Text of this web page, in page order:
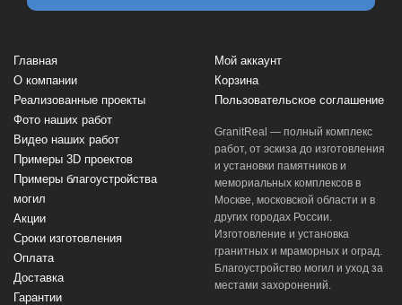
Главная
О компании
Реализованные проекты
Фото наших работ
Видео наших работ
Примеры 3D проектов
Примеры благоустройства
могил
Акции
Сроки изготовления
Оплата
Доставка
Гарантии
Мой аккаунт
Корзина
Пользовательское соглашение
GranitReal — полный комплекс
работ, от эскиза до изготовления
и установки памятников и
мемориальных комплексов в
Москве, московской области и в
других городах России.
Изготовление и установка
гранитных и мраморных и оград.
Благоустройство могил и уход за
местами захоронений.